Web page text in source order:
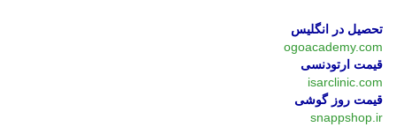
تحصیل در انگلیس
ogoacademy.com
قیمت ارتودنسی
isarclinic.com
قیمت روز گوشی
snappshop.ir